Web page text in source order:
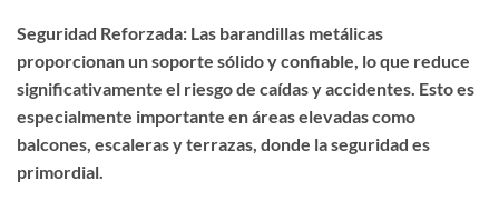
Seguridad Reforzada: Las barandillas metálicas
proporcionan un soporte sólido y confiable, lo que reduce
significativamente el riesgo de caídas y accidentes. Esto es
especialmente importante en áreas elevadas como
balcones, escaleras y terrazas, donde la seguridad es
primordial.